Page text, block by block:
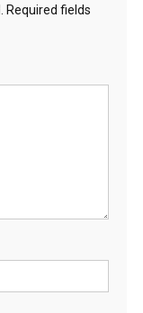
Required fields